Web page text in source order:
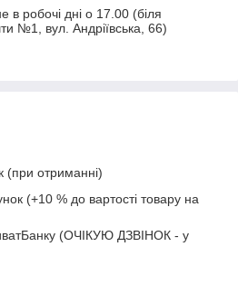
в робочі дні о 17.00 (біля
№1, вул. Андріївська, 66)
(при отриманні)
(+10 % до вартості товару на
(ОЧІКУЮ ДЗВІНОК - у